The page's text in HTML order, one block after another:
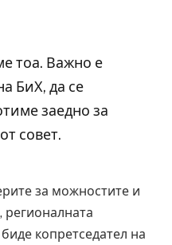
тоа. Важно е
БиХ, да се
заедно за
совет.
за можностите и
регионалната
копретседател на